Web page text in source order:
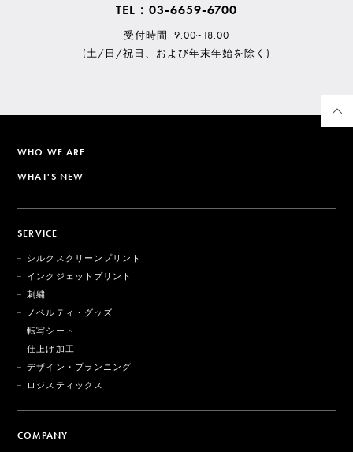
TEL：03-6659-6700
受付時間: 9:00~18:00
(土/日/祝日、および年末年始を除く)
WHO WE ARE
WHAT'S NEW
SERVICE
シルクスクリーンプリント
インクジェットプリント
刺繍
ノベルティ・グッズ
転写シート
仕上げ加工
デザイン・プランニング
ロジスティックス
COMPANY